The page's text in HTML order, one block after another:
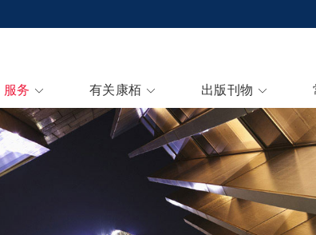
服务 有关康栢 出版刊物